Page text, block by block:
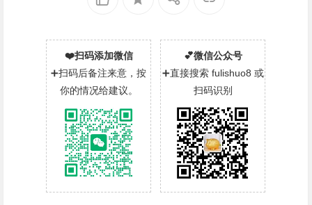
❤️扫码添加微信
➕扫码后备注来意，按
你的情况给建议。
💕微信公众号
➕直接搜索 fulishuo8 或
扫码识别